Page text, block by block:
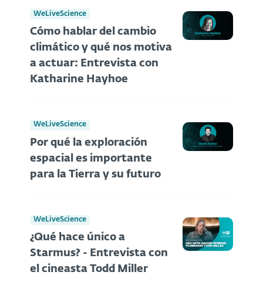
WeLiveScience
Cómo hablar del cambio
climático y qué nos motiva
a actuar: Entrevista con
Katharine Hayhoe
WeLiveScience
Por qué la exploración
espacial es importante
para la Tierra y su futuro
WeLiveScience
¿Qué hace único a
Starmus? - Entrevista con
el cineasta Todd Miller